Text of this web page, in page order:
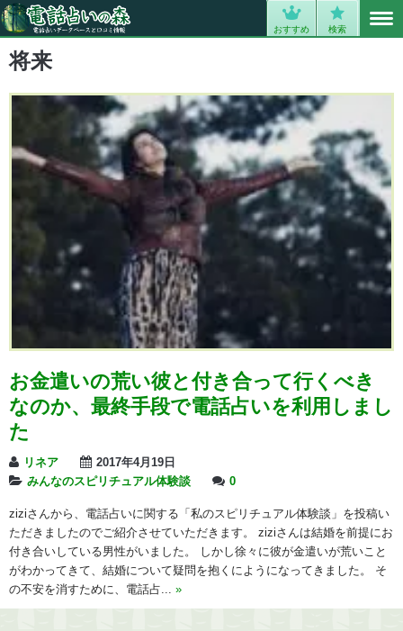
おすすめ 検索
将来
お金遣いの荒い彼と付き合って行くべき
なのか、最終手段で電話占いを利用しまし
た
リネア
2017年4月19日
みんなのスピリチュアル体験談
0
ziziさんから、電話占いに関する「私のスピリチュアル体験談」を投稿い
ただきましたのでご紹介させていただきます。 ziziさんは結婚を前提にお
付き合いしている男性がいました。 しかし徐々に彼が金遣いが荒いこと
がわかってきて、結婚について疑問を抱くにようになってきました。 そ
の不安を消すために、電話占... »